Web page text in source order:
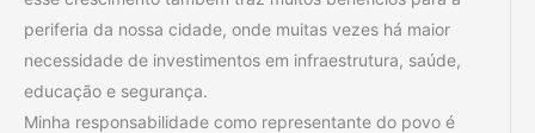
periferia da nossa cidade, onde muitas vezes há maior
necessidade de investimentos em infraestrutura, saúde,
educação e segurança.
Minha responsabilidade como representante do povo é